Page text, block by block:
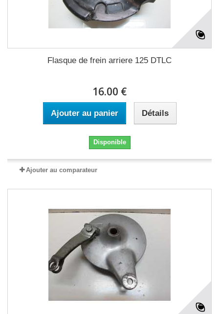
Flasque de frein arriere 125 DTLC
16.00 €
Ajouter au panier Détails
Disponible
Ajouter au comparateur